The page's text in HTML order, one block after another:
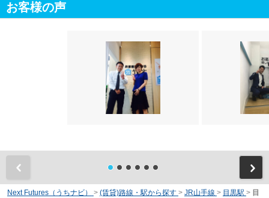
お客様の声
Next Futures（うちナビ） > (賃貸)路線・駅から探す > JR山手線 > 目黒駅 > 目